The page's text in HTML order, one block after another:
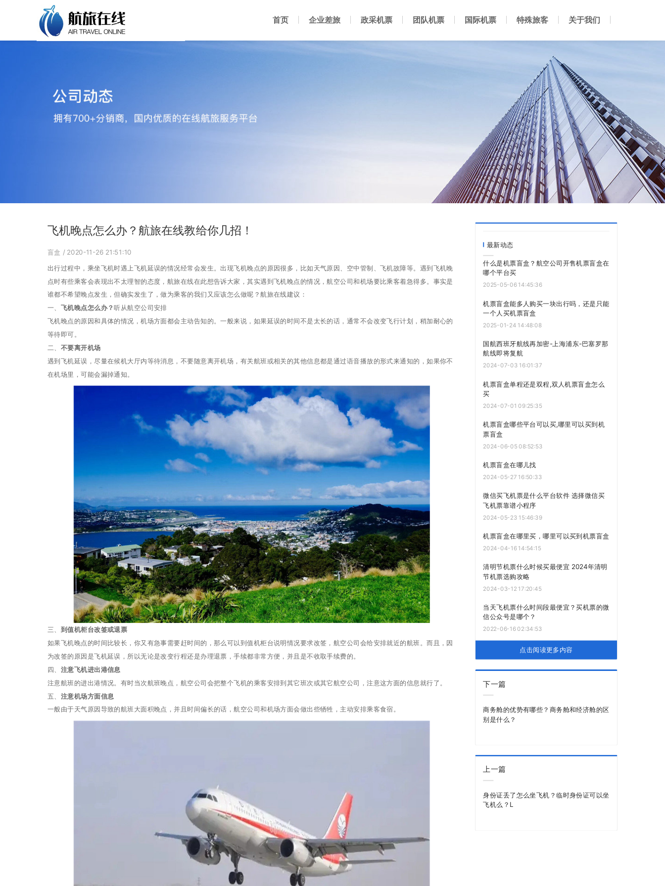
首页 企业差旅 政采机票 团队机票 国际机票 特殊旅客 关于我们
飞机晚点怎么办？航旅在线教给你几招！
盲盒 / 2020-11-26 21:51:10
出行过程中，乘坐飞机时遇上飞机延误的情况经常会发生。出现飞机晚点的原因很多，比如天气原因、空中管制、飞机故障等。遇到飞机晚
点时有些乘客会表现出不太理智的态度，航旅在线在此想告诉大家，其实遇到飞机晚点的情况，航空公司和机场要比乘客着急得多。事实是
谁都不希望晚点发生，但确实发生了，做为乘客的我们又应该怎么做呢？航旅在线建议：
一、 飞机晚点怎么办？听从航空公司安排
飞机晚点的原因和具体的情况，机场方面都会主动告知的。一般来说，如果延误的时间不是太长的话，通常不会改变飞行计划，稍加耐心的
等待即可。
二、 不要离开机场
遇到飞机延误，尽量在候机大厅内等待消息，不要随意离开机场，有关航班或相关的其他信息都是通过语音播放的形式来通知的，如果你不
在机场里，可能会漏掉通知。
三、 到值机柜台改签或退票
如果飞机晚点的时间比较长，你又有急事需要赶时间的，那么可以到值机柜台说明情况要求改签，航空公司会给安排就近的航班。而且，因
为改签的原因是飞机延误，所以无论是改变行程还是办理退票，手续都非常方便，并且是不收取手续费的。
四、 注意飞机进出港信息
注意航班的进出港情况。有时当次航班晚点，航空公司会把整个飞机的乘客安排到其它班次或其它航空公司，注意这方面的信息就行了。
五、 注意机场方面信息
一般由于天气原因导致的航班大面积晚点，并且时间偏长的话，航空公司和机场方面会做出些牺牲，主动安排乘客食宿。
最新动态
什么是机票盲盒？航空公司开售机票盲盒在
哪个平台买
2025-05-06 14:45:36
机票盲盒能多人购买一块出行吗，还是只能
一个人买机票盲盒
2025-01-24 14:48:08
国航西班牙航线再加密-上海浦东-巴塞罗那
航线即将复航
2024-07-03 16:01:37
机票盲盒单程还是双程,双人机票盲盒怎么
买
2024-07-01 09:25:35
机票盲盒哪些平台可以买,哪里可以买到机
票盲盒
2024-06-05 08:52:53
机票盲盒在哪儿找
2024-05-27 16:50:33
微信买飞机票是什么平台软件 选择微信买
飞机票靠谱小程序
2024-05-23 15:46:39
机票盲盒在哪里买，哪里可以买到机票盲盒
2024-04-16 14:54:15
清明节机票什么时候买最便宜 2024年清明
节机票选购攻略
2024-03-12 17:20:45
当天飞机票什么时间段最便宜？买机票的微
信公众号是哪个？
2022-06-16 02:34:53
点击阅读更多内容
下一篇
商务舱的优势有哪些？商务舱和经济舱的区
别是什么？
上一篇
身份证丢了怎么坐飞机？临时身份证可以坐
飞机么？L